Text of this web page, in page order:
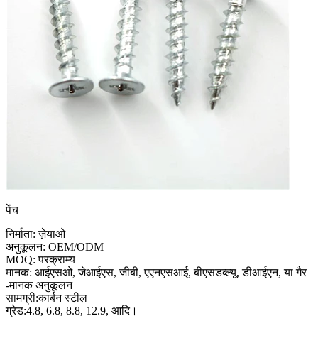
पेंच
निर्माता: ज़ेयाओ
अनुकूलन: OEM/ODM
MOQ: परक्राम्य
मानक: आईएसओ, जेआईएस, जीबी, एएनएसआई, बीएसडब्ल्यू, डीआईएन, या गैर
-मानक अनुकूलन
सामग्री:कार्बन स्टील
ग्रेड:4.8, 6.8, 8.8, 12.9, आदि।